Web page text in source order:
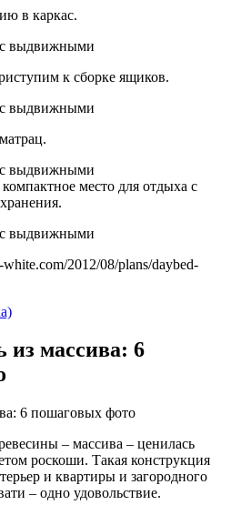
в каркас.
к сборке ящиков.
место для отдыха с
2012/08/plans/daybed-
из массива: 6
6 пошаговых фото
– массива – ценилась
роскоши. Такая конструкция
и квартиры и загородного
– одно удовольствие.